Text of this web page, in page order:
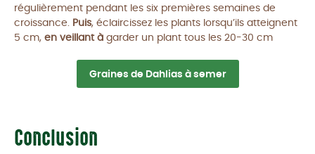
régulièrement pendant les six premières semaines de
croissance. Puis, éclaircissez les plants lorsqu’ils atteignent
5 cm, en veillant à garder un plant tous les 20-30 cm
Graines de Dahlias à semer
Conclusion